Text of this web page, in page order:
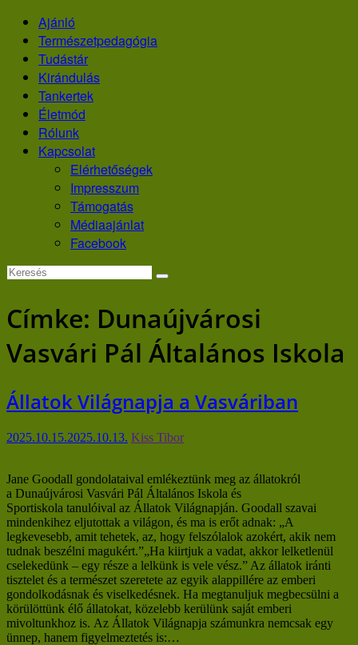
Skip
content
Ajánló
Természetpedagógia
Tudástár
Kirándulás
Tankertek
Életmód
Rólunk
Kapcsolat
Elérhetőségek
Impresszum
Támogatás
Médiaajánlat
Facebook
Címke: Dunaújvárosi
Vasvári Pál Általános Iskola
Állatok Világnapja a Vasváriban
2025.10.15.2025.10.13. Kiss Tibor
Jane Goodall gondolataival emlékeztünk meg az állatokról
a Dunaújvárosi Vasvári Pál Általános Iskola és
Sportiskola tanulóival az Állatok Világnapján. Goodall szavai
mindenkihez eljutottak a világon, és ma is erőt adnak: „A
legkevesebb, amit tehetek, az, hogy felszólalok azokért, akik nem
tudnak beszélni magukért.”„Ha kiirtjuk a vadat, akkor lelketlenül
cselekedünk – egy része a lelkünk is vele vész.” Az állatok iránti
tisztelet és a természet szeretete az egyik alappillére az emberi
gondolkodásnak és viselkedésnek. Ha megtanuljuk megbecsülni a
körülöttünk élő állatokat, közelebb kerülünk saját emberi
mivoltunkhoz is. Az Állatok Világnapja számunkra nemcsak egy
ünnep, hanem figyelmeztetés is:…